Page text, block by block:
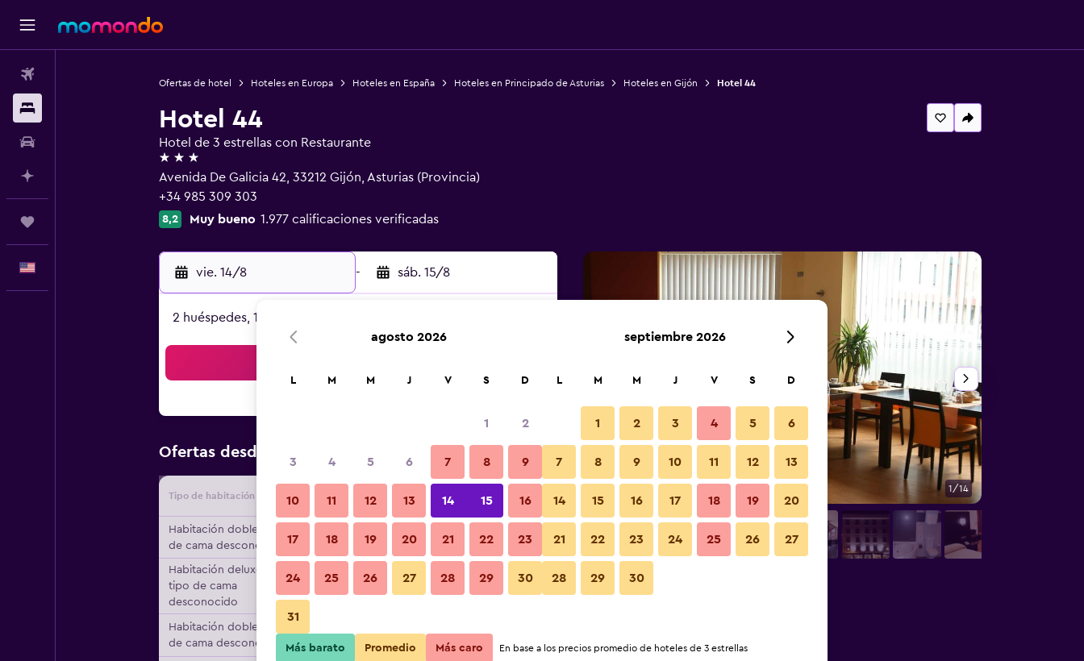
Ofertas de hotel Hoteles en Europa Hoteles en España Hoteles en Principado de Asturias Hoteles en Gijón Hotel 44
Hotel 44
Hotel de 3 estrellas con Restaurante
3 estrellas
Avenida De Galicia 42, 33212 Gijón, Asturias (Provincia)
+34 985 309 303
8,2 Muy bueno 1.977 calificaciones verificadas
vie. 14/8 - sáb. 15/8
2 huéspedes, 1 habitación
Ofertas desde Oferta más barata de precio por noche
Tipo de habitación Proveedor Total noche
Habitación doble, tipo
de cama desconocido
$68 Ver oferta
Habitación deluxe,
tipo de cama
desconocido
$115
Habitación doble, tipo
de cama desconocido
$127 Ver oferta
Restaurante 1/14
Fotos
agosto 2026
L M M J V S D
1 2
3 4 5 6 7 8 9
10 11 12 13 14 15 16
17 18 19 20 21 22 23
24 25 26 27 28 29 30
31
septiembre 2026
L M M J V S D
1 2 3 4 5 6
7 8 9 10 11 12 13
14 15 16 17 18 19 20
21 22 23 24 25 26 27
28 29 30
Más barato Promedio Más caro En base a los precios promedio de hoteles de 3 estrellas